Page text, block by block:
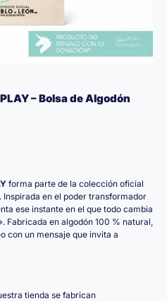
– Bolsa de Algodón
forma parte de la colección oficial
en el poder transformador
ese instante en el que todo cambia
Fabricada en algodón 100 % natural,
con un mensaje que invita a
tienda se fabrican